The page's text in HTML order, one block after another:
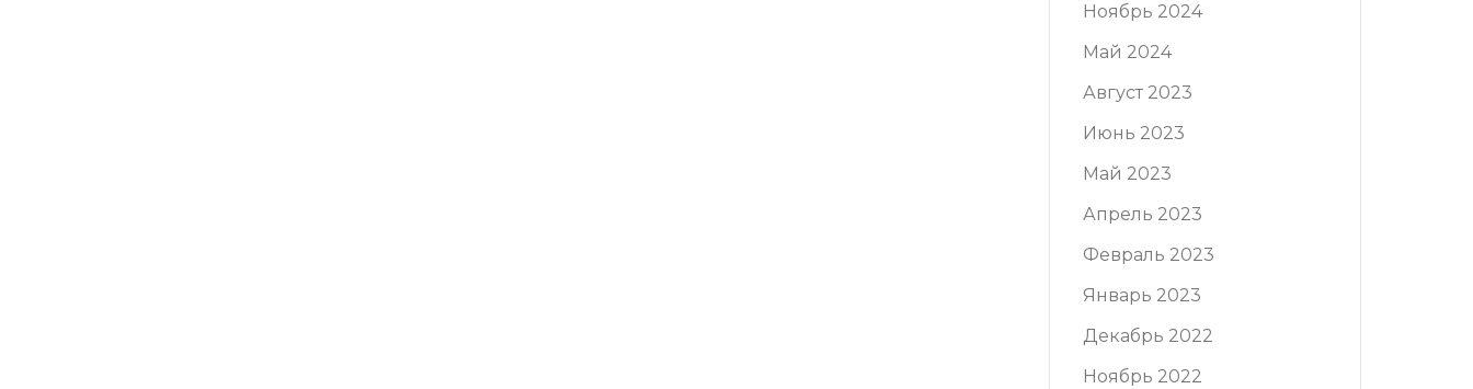
Ноябрь 2024
Май 2024
Август 2023
Июнь 2023
Май 2023
Апрель 2023
Февраль 2023
Январь 2023
Декабрь 2022
Ноябрь 2022